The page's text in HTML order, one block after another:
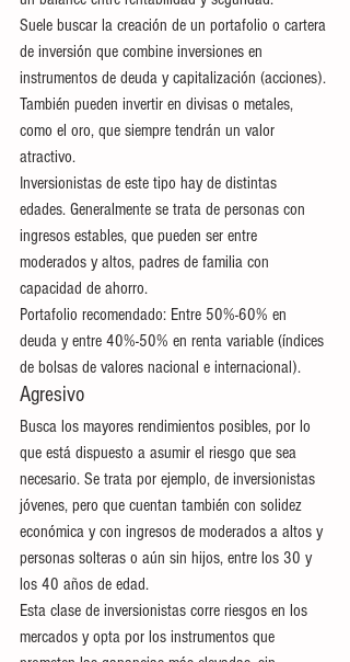
Suele buscar la creación de un portafolio o cartera
de inversión que combine inversiones en
instrumentos de deuda y capitalización (acciones).
También pueden invertir en divisas o metales,
como el oro, que siempre tendrán un valor
atractivo.
Inversionistas de este tipo hay de distintas
edades. Generalmente se trata de personas con
ingresos estables, que pueden ser entre
moderados y altos, padres de familia con
capacidad de ahorro.
Portafolio recomendado: Entre 50%-60% en
deuda y entre 40%-50% en renta variable (índices
de bolsas de valores nacional e internacional).
Agresivo
Busca los mayores rendimientos posibles, por lo
que está dispuesto a asumir el riesgo que sea
necesario. Se trata por ejemplo, de inversionistas
jóvenes, pero que cuentan también con solidez
económica y con ingresos de moderados a altos y
personas solteras o aún sin hijos, entre los 30 y
los 40 años de edad.
Esta clase de inversionistas corre riesgos en los
mercados y opta por los instrumentos que